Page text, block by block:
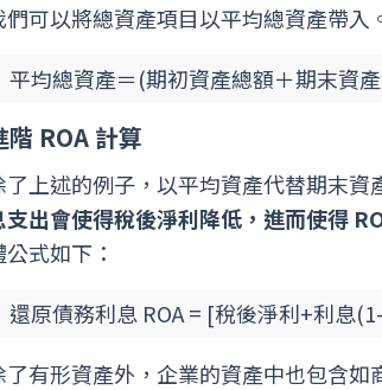
們可以將總資產項目以平均總資產帶入
平均總資產＝(期初資產總額＋期末資
階 ROA 計算
了上述的例子，以平均資產代替期末
支出會使得稅後淨利降低，進而使得
公式如下：
還原債務利息 ROA = [稅後淨利+利息
了有形資產外，企業的資產中也包含